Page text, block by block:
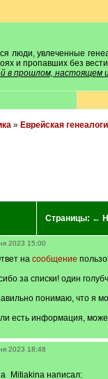
люди, увлеченные
и пропавших без
в прошлом, настоящем
» Еврейская
Страницы: ←
2023 15:00
на сообщение
за списки! один
понимаю, что я
есть информация,
2023 18:48
написал: